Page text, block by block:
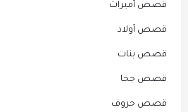
قصص أميرات
قصص أولاد
قصص بنات
قصص جحا
قصص حروف